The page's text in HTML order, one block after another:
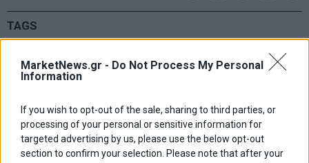
MarketNews.gr - Do Not Process My Personal
Information
If you wish to opt-out of the sale, sharing to third parties, or
processing of your personal or sensitive information for
targeted advertising by us, please use the below opt-out
section to confirm your selection. Please note that after your
TAGS
Κυριακος Μητσοτακης
ΣΧΕΤΙΚΑ ΑΡΘΡΑ